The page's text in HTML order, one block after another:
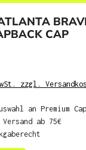
CAP
zzgl.
an Premium
ab 75€